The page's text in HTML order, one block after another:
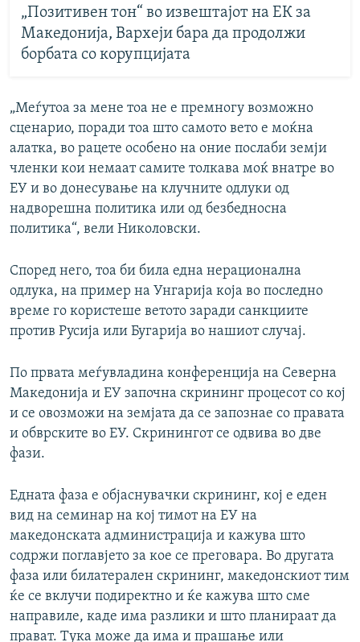
„Позитивен тон“ во извештајот на ЕК за
Македонија, Вархеји бара да продолжи
борбата со корупцијата
„Меѓутоа за мене тоа не е премногу возможно
сценарио, поради тоа што самото вето е моќна
алатка, во рацете особено на оние послаби земји
членки кои немаат самите толкава моќ внатре во
ЕУ и во донесување на клучните одлуки од
надворешна политика или од безбедносна
политика“, вели Николовски.
Според него, тоа би била една нерационална
одлука, на пример на Унгарија која во последно
време го користеше ветото заради санкциите
против Русија или Бугарија во нашиот случај.
По првата меѓувладина конференција на Северна
Македонија и ЕУ започна скрининг процесот со кој
и се овозможи на земјата да се запознае со правата
и обврските во ЕУ. Скринингот се одвива во две
фази.
Едната фаза е објаснувачки скрининг, кој е еден
вид на семинар на кој тимот на ЕУ на
македонската администрација и кажува што
содржи поглавјето за кое се преговара. Во другата
фаза или билатерален скрининг, македонскиот тим
ќе се вклучи подиректно и ќе кажува што сме
направиле, каде има разлики и што планираат да
прават. Тука може да има и прашање или